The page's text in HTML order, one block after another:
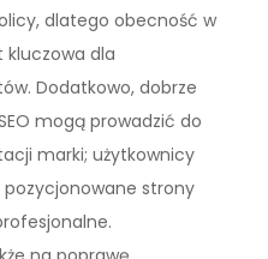
dlatego obecność w
kluczowa dla
Dodatkowo, dobrze
mogą prowadzić do
marki; użytkownicy
strony